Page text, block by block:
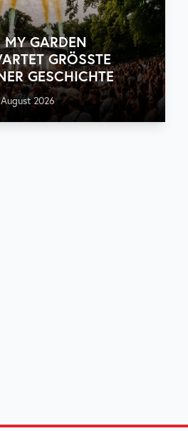
GARDEN
GRÖSSTE A
GESCHICHTE
2026